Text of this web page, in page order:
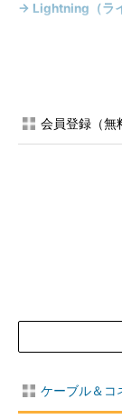
→ Lightning（ラ
会員登録（無
ケーブル＆コ